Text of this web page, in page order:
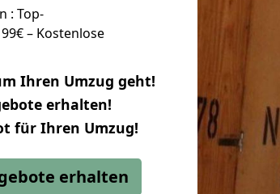
: Top-
– Kostenlose
Ihren Umzug geht!
erhalten!
für Ihren Umzug!
erhalten